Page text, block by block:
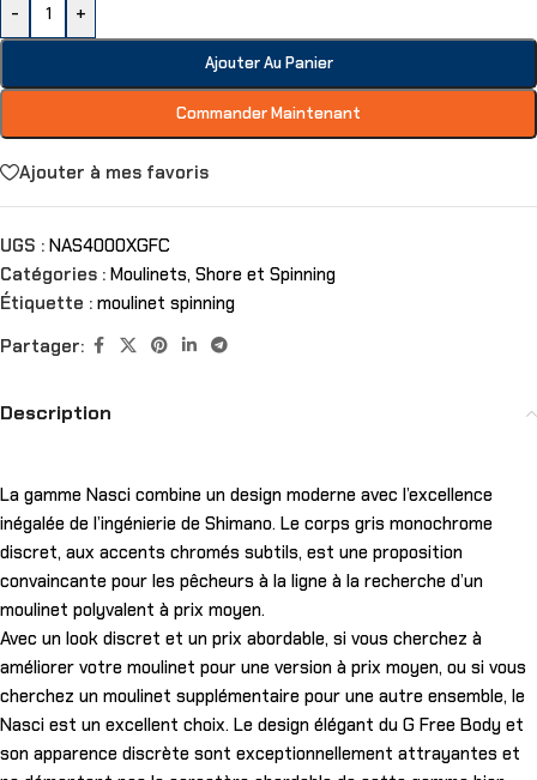
- +
Ajouter Au Panier
Commander Maintenant
Ajouter à mes favoris
UGS : NAS4000XGFC
Catégories : Moulinets, Shore et Spinning
Étiquette : moulinet spinning
Partager:
Description
La gamme Nasci combine un design moderne avec l’excellence
inégalée de l’ingénierie de Shimano. Le corps gris monochrome
discret, aux accents chromés subtils, est une proposition
convaincante pour les pêcheurs à la ligne à la recherche d’un
moulinet polyvalent à prix moyen.
Avec un look discret et un prix abordable, si vous cherchez à
améliorer votre moulinet pour une version à prix moyen, ou si vous
cherchez un moulinet supplémentaire pour une autre ensemble, le
Nasci est un excellent choix. Le design élégant du G Free Body et
son apparence discrète sont exceptionnellement attrayantes et